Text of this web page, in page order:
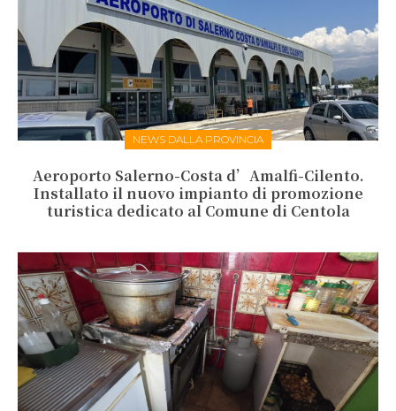
NEWS DALLA PROVINCIA
Aeroporto Salerno-Costa d’Amalfi-Cilento.
Installato il nuovo impianto di promozione
turistica dedicato al Comune di Centola